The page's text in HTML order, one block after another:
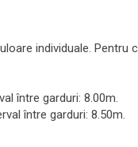
individuale.
între garduri: 8.00m.
între garduri: 8.50m.